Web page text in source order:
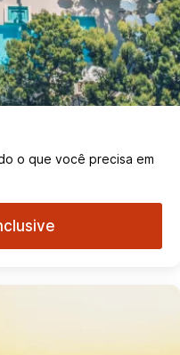
o que você precisa em